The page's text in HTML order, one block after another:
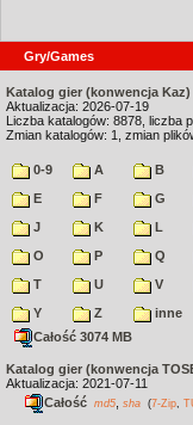
Gry/Games
Katalog gier (konwencja Kaz)
Aktualizacja: 2026-07-19
Liczba katalogów: 8878, liczba
Zmian katalogów: 1, zmian
0-9 A B
E
F G
J
K L
O
P Q
T
U V
Y
Z
inne
Całość 3074 MB
Katalog gier (konwencja
Aktualizacja: 2021-07-11
Całość md5 sha (7-Zip